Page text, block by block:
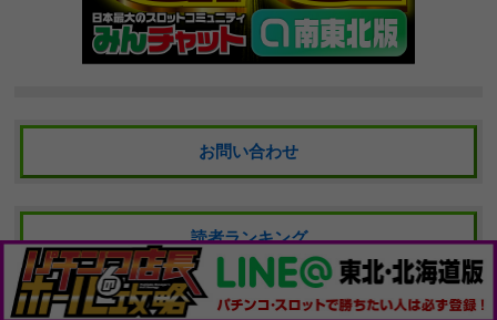
お問い合わせ
読者ランキング
Copyright© 2016 みんなのパチンコ店レビュー. All Right Reserved.